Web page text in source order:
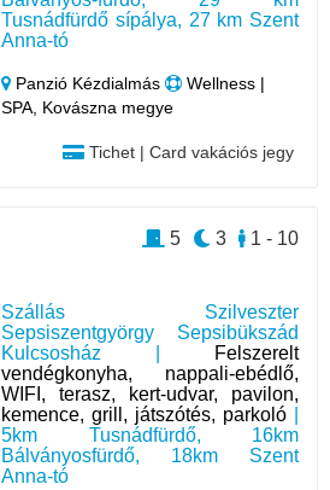
Tusnádfürdő sípálya, 27 km Szent
Anna-tó
Panzió Kézdialmás
Wellness |
SPA, Kovászna megye
Tichet | Card vakációs jegy
Szállás Szilveszter
Sepsiszentgyörgy Sepsibükszád
Kulcsosház |
Felszerelt
vendégkonyha, nappali-ebédlő,
WIFI, terasz, kert-udvar, pavilon,
kemence, grill, játszótés, parkoló
5km Tusnádfürdő, 16km
Bálványosfürdő, 18km Szent
Anna-tó
1 - 10
3
5